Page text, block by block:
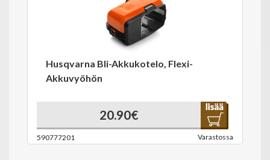
Husqvarna Bli-Akkukotelo, Flexi-
Akkuvyöhön
20.90€
590777201 Varastossa